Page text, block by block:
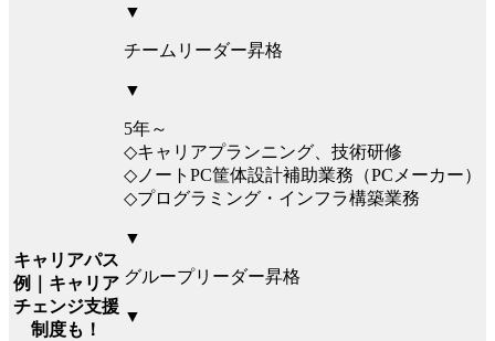
キャリアパス
例｜キャリア
チェンジ支援
制度も！
▼
チームリーダー昇格
▼
5年～
◇キャリアプランニング、技術研修
◇ノートPC筐体設計補助業務（PCメーカー）
◇プログラミング・インフラ構築業務
▼
グループリーダー昇格
▼